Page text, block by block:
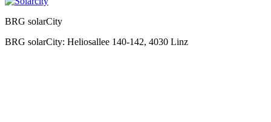
BRG solarCity
BRG solarCity: Heliosallee 140-142, 4030 Linz